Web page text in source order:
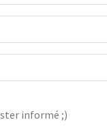
informé ;)